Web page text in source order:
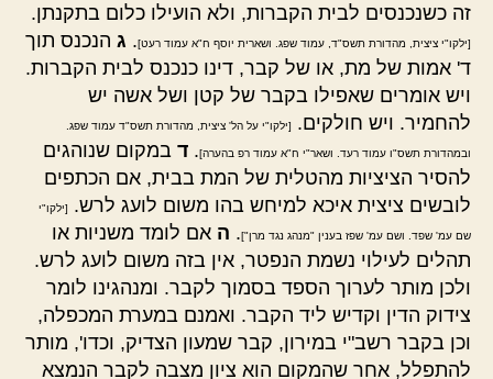
זה כשנכנסים לבית הקברות, ולא הועילו כלום בתקנתן.
[ילקו"י ציצית, מהדורת תשס"ד, עמוד שפג. ושארית יוסף ח"א עמוד רעט]. ג הנכנס תוך
ד' אמות של מת, או של קבר, דינו כנכנס לבית הקברות.
ויש אומרים שאפילו בקבר של קטן ושל אשה יש
להחמיר. ויש חולקים.
[ילקו"י על הל' ציצית, מהדורת תשס"ד עמוד שפג.
ובמהדורת תשס"ו עמוד רעד. ושאר"י ח"א עמוד רפ בהערה]. ד במקום שנוהגים
להסיר הציציות מהטלית של המת בבית, אם הכתפים
לובשים ציצית איכא למיחש בהו משום לועג לרש.
[ילקו"י
שם עמ' שפד. ושם עמ' שפז בענין "מנהג נגד מרן"]. ה אם לומד משניות או
תהלים לעילוי נשמת הנפטר, אין בזה משום לועג לרש.
ולכן מותר לערוך הספד בסמוך לקבר. ומנהגינו לומר
צידוק הדין וקדיש ליד הקבר. ואמנם במערת המכפלה,
וכן בקבר רשב"י במירון, קבר שמעון הצדיק, וכדו', מותר
להתפלל, אחר שהמקום הוא ציון מצבה לקבר הנמצא